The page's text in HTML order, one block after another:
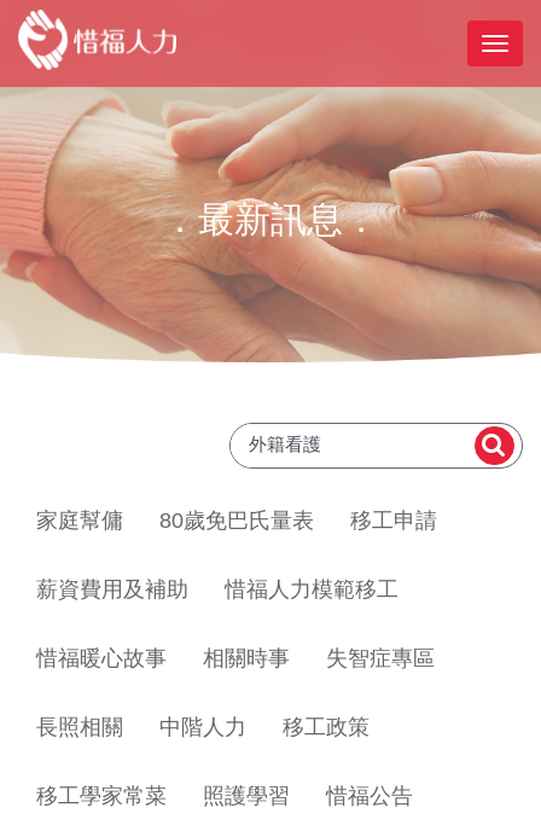
．最新訊息．
家庭幫傭 80歲免巴氏量表 移工申請
薪資費用及補助 惜福人力模範移工
惜福暖心故事 相關時事 失智症專區
長照相關 中階人力 移工政策
移工學家常菜 照護學習 惜福公告